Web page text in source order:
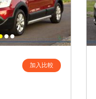
加入比較